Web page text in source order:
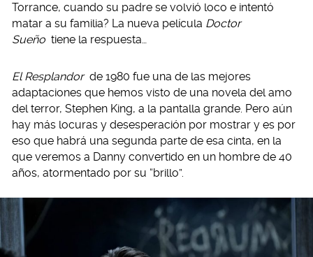
Torrance, cuando su padre se volvió loco e intentó
matar a su familia? La nueva película Doctor
Sueño tiene la respuesta…
El Resplandor de 1980 fue una de las mejores
adaptaciones que hemos visto de una novela del amo
del terror, Stephen King, a la pantalla grande. Pero aún
hay más locuras y desesperación por mostrar y es por
eso que habrá una segunda parte de esa cinta, en la
que veremos a Danny convertido en un hombre de 40
años, atormentado por su “brillo”.